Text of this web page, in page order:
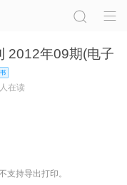
2012年09期(电子
在读
支持导出打印。